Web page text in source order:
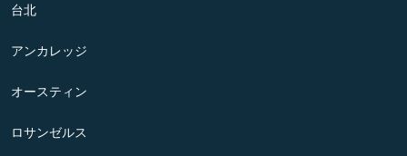
台北
アンカレッジ
オースティン
ロサンゼルス